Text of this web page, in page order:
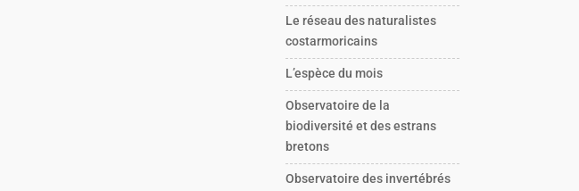
Le réseau des naturalistes
costarmoricains
L’espèce du mois
Observatoire de la
biodiversité et des estrans
bretons
Observatoire des invertébrés